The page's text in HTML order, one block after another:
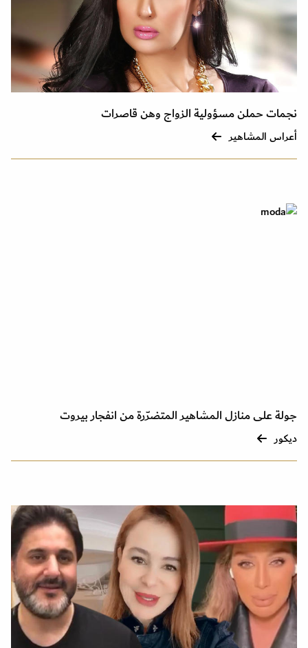
نجمات حملن مسؤولية الزواج وهن قاصرات
أعراس المشاهير
جولة على منازل المشاهير المتضرّرة من انفجار بيروت
ديكور